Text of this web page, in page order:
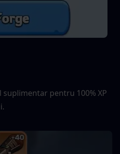
suplimentar pentru 100% XP